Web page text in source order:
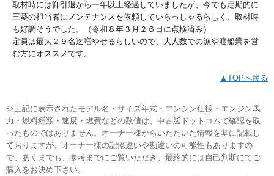
取材時には御引退から一年以上経過していましたが、今でも定期的に
三菱の担当者にメンテナンスを依頼していらっしゃるらしく、取材時
も好調そうでした。（令和８年３月２６日に点検済み）
定員は最大２９名迄増やせるらしいので、大人数での漁や渡船業を営
む方にオススメです。
▲TOPへ戻る
※上記に表示されたモデル名・サイズ年式・エンジン仕様・エンジン馬
力・燃料種類・速度・燃費などの数値は、中古艇ドットコムで確認を取
ったものではありません。オーナー様からいただいた情報を基に記載し
ておりますが、オーナー様の記憶違いや勘違いの可能性もありますの
で、あくまでも、参考までにご覧いただき、最終的には自己判断にてご
購入をお決め下さい。